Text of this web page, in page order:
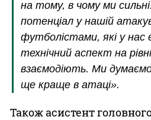
на тому, в чому ми
потенціал у нашій
футболістами, які у нас
технічний аспект на
взаємодіють. Ми
ще краще в атаці».
Також асистент